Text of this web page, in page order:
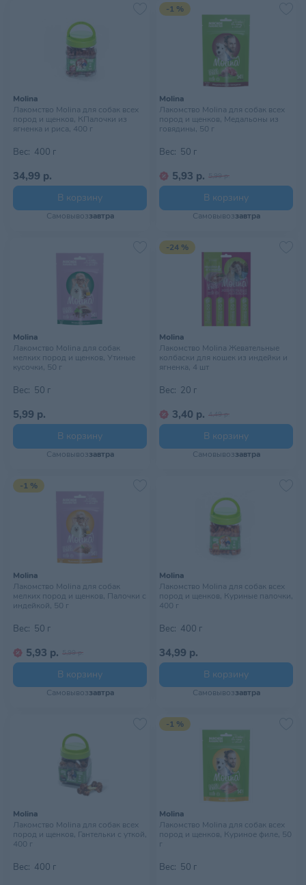
Molina
Лакомство Molina для собак всех
пород и щенков, КПалочки из
ягненка и риса, 400 г
Вес: 400 г
34,99 р.
В корзину
Самовывоззавтра
-1 %
Molina
Лакомство Molina для собак всех
пород и щенков, Медальоны из
говядины, 50 г
Вес: 50 г
5,93 р. 5,99 р.
В корзину
Самовывоззавтра
Molina
Лакомство Molina для собак
мелких пород и щенков, Утиные
кусочки, 50 г
Вес: 50 г
5,99 р.
В корзину
Самовывоззавтра
-24 %
Molina
Лакомство Molina Жевательные
колбаски для кошек из индейки и
ягненка, 4 шт
Вес: 20 г
3,40 р. 4,49 р.
В корзину
Самовывоззавтра
-1 %
Molina
Лакомство Molina для собак
мелких пород и щенков, Палочки с
индейкой, 50 г
Вес: 50 г
5,93 р. 5,99 р.
В корзину
Самовывоззавтра
Molina
Лакомство Molina для собак всех
пород и щенков, Куриные палочки,
400 г
Вес: 400 г
34,99 р.
В корзину
Самовывоззавтра
Molina
Лакомство Molina для собак всех
пород и щенков, Гантельки с уткой,
400 г
Вес: 400 г
-1 %
Molina
Лакомство Molina для собак всех
пород и щенков, Куриное филе, 50
г
Вес: 50 г